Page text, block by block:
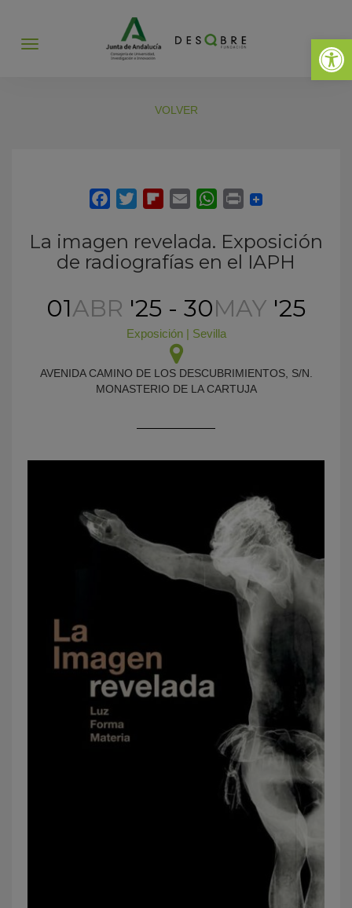
Abrir
Abrir
VOLVER
La imagen revelada. Exposición
de radiografías en el IAPH
01ABR '25 - 30MAY '25
Exposición| Sevilla
AVENIDA CAMINO DE LOS DESCUBRIMIENTOS, S/N.
MONASTERIO DE LA CARTUJA